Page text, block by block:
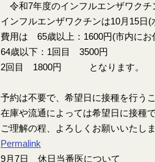
令和7年度のインフルエンザワクチ
インフルエンザワクチンは10月15日(
費用は 65歳以上：1600円(市内にお
64歳以下：1回目 3500円
2回目 1800円 となります。
予約は不要で、希望日に接種を行う
在庫や流通によっては希望日に接種
ご理解の程、よろしくお願いいたしま
Permalink
9月7日 休日当番医について